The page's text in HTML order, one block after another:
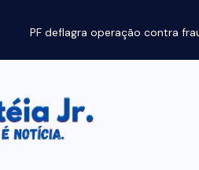
PF deflagra operação contra